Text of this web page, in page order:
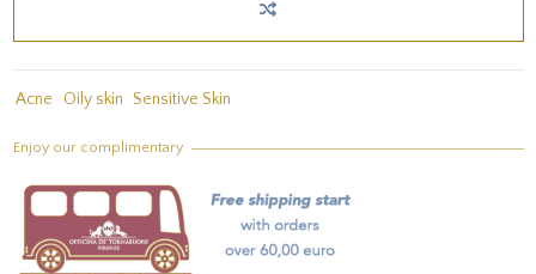
Acne Oily skin Sensitive Skin
Enjoy our complimentary